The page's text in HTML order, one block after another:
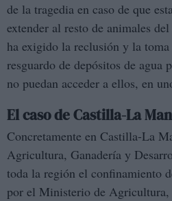
de la tragedia en caso de que
extender al resto de animales
ha exigido la reclusión y la
resguardo de depósitos de agua
no puedan acceder a ellos, en
El caso de Castilla-La
Concretamente en Castilla-La
Agricultura, Ganadería y
toda la región el confinamiento
por el Ministerio de